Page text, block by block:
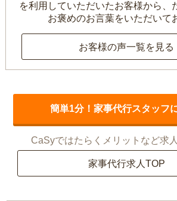
を利用していただいたお客様から、
お褒めのお言葉をいただいて
お客様の声一覧を見る
簡単1分！家事代行スタッフ
CaSyではたらくメリットなど求
家事代行求人TOP